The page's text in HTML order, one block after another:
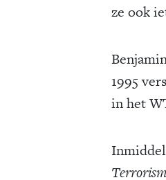
ze ook
1995
in het